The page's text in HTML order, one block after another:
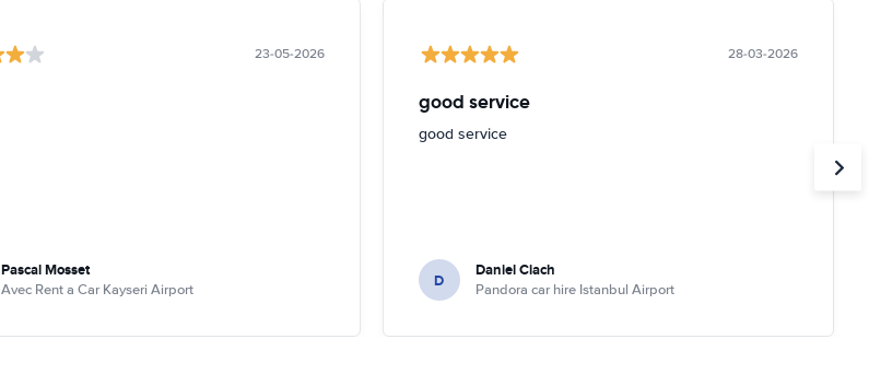
23-05-2026
Pascal Mosset
Avec Rent a Car Kayseri Airport
28-03-2026
good service
good service
D Daniel Ciach
Pandora car hire Istanbul Airport